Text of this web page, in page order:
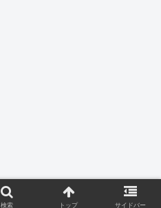
検索 トップ サイドバー